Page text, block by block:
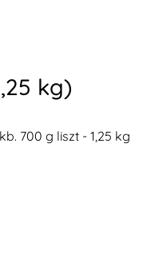
kg)
700 g liszt - 1,25 kg